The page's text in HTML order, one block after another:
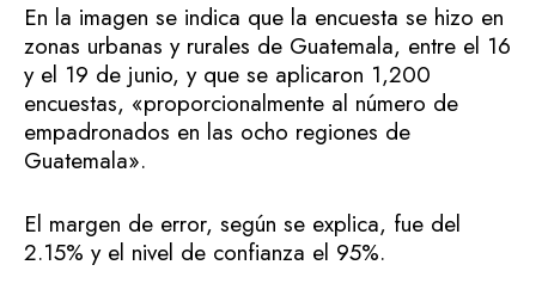
En la imagen se indica que la encuesta se hizo en
zonas urbanas y rurales de Guatemala, entre el 16
y el 19 de junio, y que se aplicaron 1,200
encuestas, «proporcionalmente al número de
empadronados en las ocho regiones de
Guatemala».
El margen de error, según se explica, fue del
2.15% y el nivel de confianza el 95%.